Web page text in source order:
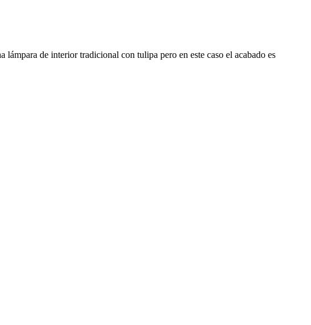
lámpara de interior tradicional con tulipa pero en este caso el acabado es